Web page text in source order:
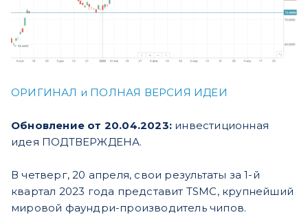
ОРИГИНАЛ и ПОЛНАЯ ВЕРСИЯ ИДЕИ
Обновление от 20.04.2023: инвестиционная
идея ПОДТВЕРЖДЕНА.
В четверг, 20 апреля, свои результаты за 1-й
квартал 2023 года представит TSMC, крупнейший
мировой фаундри-производитель чипов.